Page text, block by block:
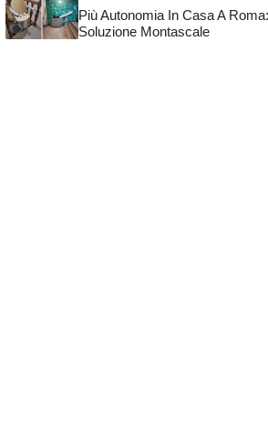
Più Autonomia In Casa A
Soluzione Montascale